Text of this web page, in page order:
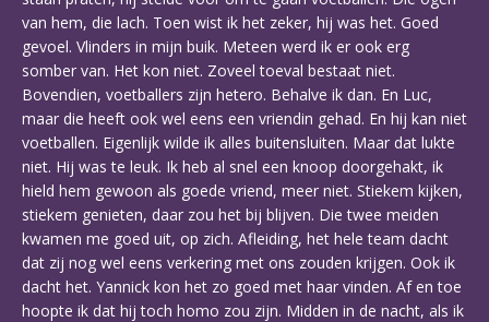
van hem, die lach. Toen wist ik het zeker, hij was het. Goed
gevoel. Vlinders in mijn buik. Meteen werd ik er ook erg
somber van. Het kon niet. Zoveel toeval bestaat niet.
Bovendien, voetballers zijn hetero. Behalve ik dan. En Luc,
maar die heeft ook wel eens een vriendin gehad. En hij kan niet
voetballen. Eigenlijk wilde ik alles buitensluiten. Maar dat lukte
niet. Hij was te leuk. Ik heb al snel een knoop doorgehakt, ik
hield hem gewoon als goede vriend, meer niet. Stiekem kijken,
stiekem genieten, daar zou het bij blijven. Die twee meiden
kwamen me goed uit, op zich. Afleiding, het hele team dacht
dat zij nog wel eens verkering met ons zouden krijgen. Ook ik
dacht het. Yannick kon het zo goed met haar vinden. Af en toe
hoopte ik dat hij toch homo zou zijn. Midden in de nacht, als ik